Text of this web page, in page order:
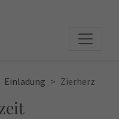
Einladung Zierherz